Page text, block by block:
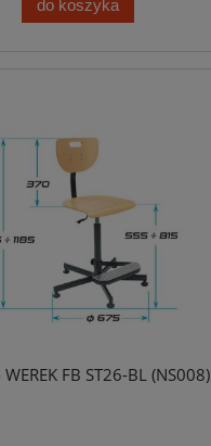
do koszyka
WEREK FB ST26-BL (NS008)